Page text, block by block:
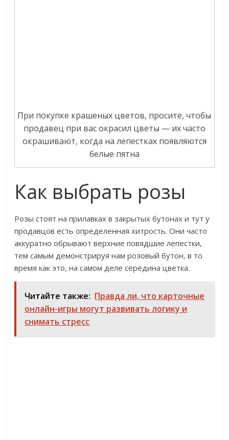
При покупке крашеных цветов, просите, чтобы
продавец при вас окрасил цветы — их часто
окрашивают, когда на лепестках появляются
белые пятна
Как выбрать розы
Розы стоят на прилавках в закрытых бутонах и тут у
продавцов есть определенная хитрость. Они часто
аккуратно обрывают верхние повядшие лепестки,
тем самым демонстрируя нам розовый бутон, в то
время как это, на самом деле середина цветка.
Читайте также: Правда ли, что карточные
онлайн-игры могут развивать логику и
снимать стресс